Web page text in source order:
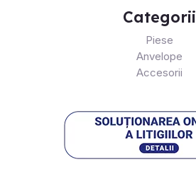
Categorii
Piese
Anvelope
Accesorii